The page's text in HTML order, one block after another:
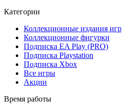
Категории
Коллекционные издания игр
Коллекционные фигурки
Подписка EA Play (PRO)
Подписка Playstation
Подписка Xbox
Все игры
Акции
Время работы